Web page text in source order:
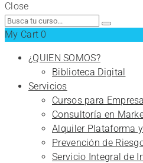
Close
Search
for:
My Cart 0
¿QUIEN SOMOS?
Biblioteca Digital
Servicios
Cursos para
Consultoría en
Alquiler Plataforma
Prevención de
Servicio Integral de